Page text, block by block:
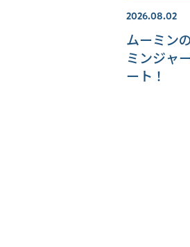
2026.08.02
ムーミン
ミンジャ
ート！